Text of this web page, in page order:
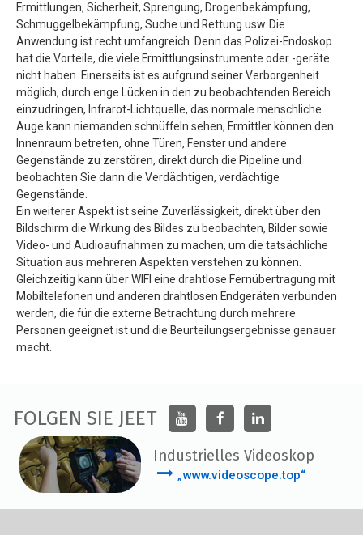
Ermittlungen, Sicherheit, Sprengung, Drogenbekämpfung,
Schmuggelbekämpfung, Suche und Rettung usw. Die
Anwendung ist recht umfangreich. Denn das Polizei-Endoskop
hat die Vorteile, die viele Ermittlungsinstrumente oder -geräte
nicht haben. Einerseits ist es aufgrund seiner Verborgenheit
möglich, durch enge Lücken in den zu beobachtenden Bereich
einzudringen, Infrarot-Lichtquelle, das normale menschliche
Auge kann niemanden schnüffeln sehen, Ermittler können den
Innenraum betreten, ohne Türen, Fenster und andere
Gegenstände zu zerstören, direkt durch die Pipeline und
beobachten Sie dann die Verdächtigen, verdächtige
Gegenstände.
Ein weiterer Aspekt ist seine Zuverlässigkeit, direkt über den
Bildschirm die Wirkung des Bildes zu beobachten, Bilder sowie
Video- und Audioaufnahmen zu machen, um die tatsächliche
Situation aus mehreren Aspekten verstehen zu können.
Gleichzeitig kann über WIFI eine drahtlose Fernübertragung mit
Mobiltelefonen und anderen drahtlosen Endgeräten verbunden
werden, die für die externe Betrachtung durch mehrere
Personen geeignet ist und die Beurteilungsergebnisse genauer
macht.
FOLGEN SIE JEET
Industrielles Videoskop
„www.videoscope.top“